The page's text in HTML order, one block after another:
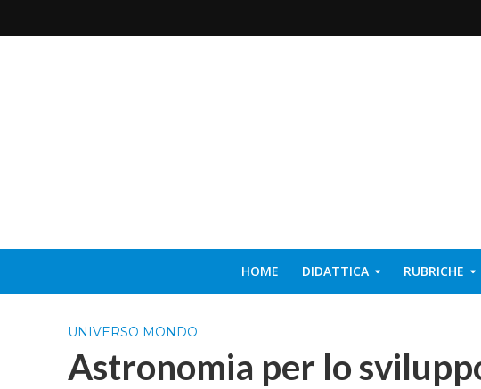
HOME DIDATTICA RUBRICHE
UNIVERSO MONDO
Astronomia per lo